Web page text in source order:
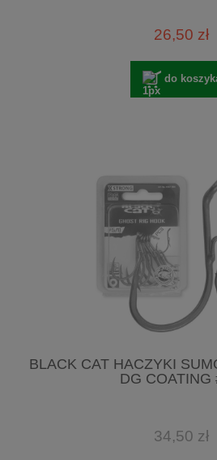
26,50 zł
do
BLACK CAT HACZYKI
DG COATING
34,50 zł